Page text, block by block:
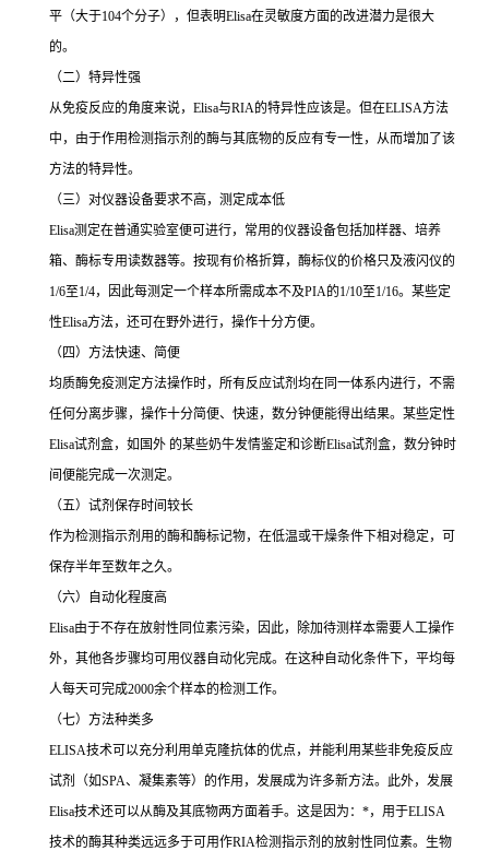
平（大于104个分子），但表明Elisa在灵敏度方面的改进潜力是很大
的。
（二）特异性强
从免疫反应的角度来说， Elisa与RIA的特异性应该是。但在ELISA方法
中，由于作用检测指示剂的酶与其底物的反应有专一性，从而增加了该
方法的特异性。
（三）对仪器设备要求不高，测定成本低
Elisa测定在普通实验室便可进行，常用的仪器设备包括加样器、培养
箱、酶标专用读数器等。按现有价格折算，酶标仪的价格只及液闪仪的
1/6至1/4，因此每测定一个样本所需成本不及PIA的1/10至1/16。某些定
性Elisa方法，还可在野外进行，操作十分方便。
（四）方法快速、简便
均质酶免疫测定方法操作时，所有反应试剂均在同一体系内进行，不需
任何分离步骤，操作十分简便、快速，数分钟便能得出结果。某些定性
Elisa试剂盒，如国外 的某些奶牛发情鉴定和诊断Elisa试剂盒，数分钟时
间便能完成一次测定。
（五）试剂保存时间较长
作为检测指示剂用的酶和酶标记物，在低温或干燥条件下相对稳定，可
保存半年至数年之久。
（六）自动化程度高
Elisa由于不存在放射性同位素污染，因此，除加待测样本需要人工操作
外，其他各步骤均可用仪器自动化完成。在这种自动化条件下，平均每
人每天可完成2000余个样本的检测工作。
（七）方法种类多
ELISA技术可以充分利用单克隆抗体的优点，并能利用某些非免疫反应
试剂（如SPA、凝集素等）的作用，发展成为许多新方法。此外，发展
Elisa技术还可以从酶及其底物两方面着手。这是因为： *，用于ELISA
技术的酶其种类远远多于可用作RIA检测指示剂的放射性同位素。生物